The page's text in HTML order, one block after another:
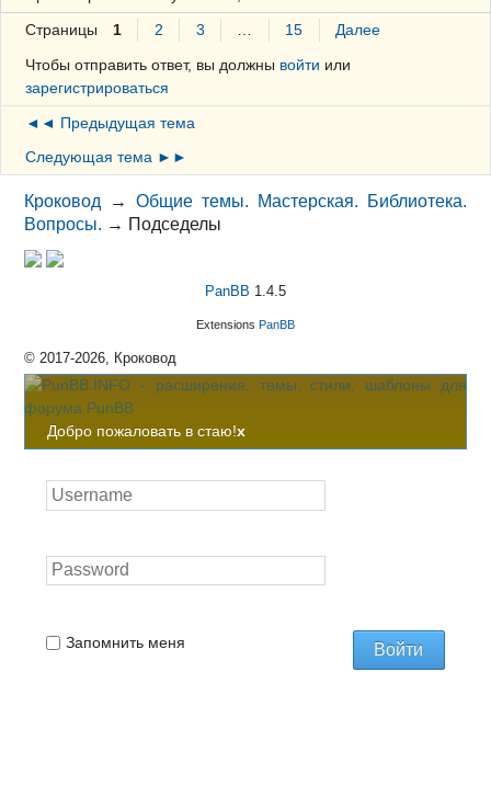
Страницы 1 2 3 … 15
Далее
Чтобы отправить ответ, вы должны войти или
зарегистрироваться
◄◄ Предыдущая тема
Следующая тема ►►
Кроковод →Общие темы. Мастерская. Библиотека.
Вопросы. → Подседелы
PanBB 1.4.5
Extensions PanBB
© 2017-2026, Кроковод
Добро пожаловать в стаю!x
Запомнить меня